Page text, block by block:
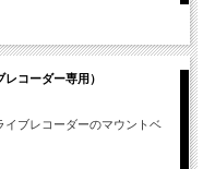
コーダー専用）
イブレコーダーのマウントベ